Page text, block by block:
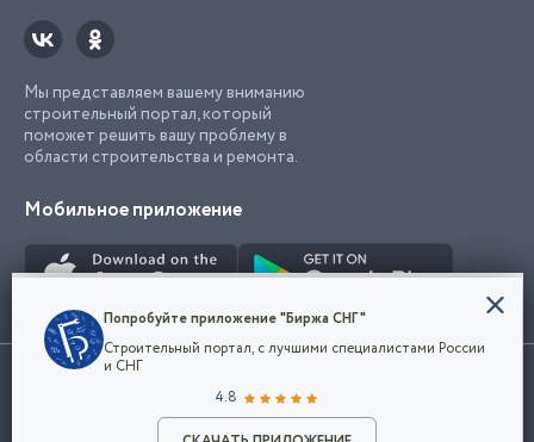
Разместить объявление
Мы представляем вашему вниманию
строительный портал, который
поможет решить вашу проблему в
области строительства и ремонта.
Мобильное приложение
Использование сайта, в том числе подача объявлений, означает
марки представленные на сайте являются собственностью их
Конфиденциальность
Мы используем файлы cookie, чтобы сделать
наш сайт удобным для каждого
Политикой конфиденциальности компании
и принимаете условия использования cookie.
Попробуйте приложение "Биржа СНГ"
Строительный портал, с лучшими специалистами России
и СНГ
4.8